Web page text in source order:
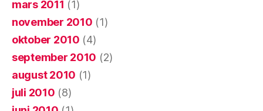
mars 2011 (1)
november 2010 (1)
oktober 2010 (4)
september 2010 (2)
august 2010 (1)
juli 2010 (8)